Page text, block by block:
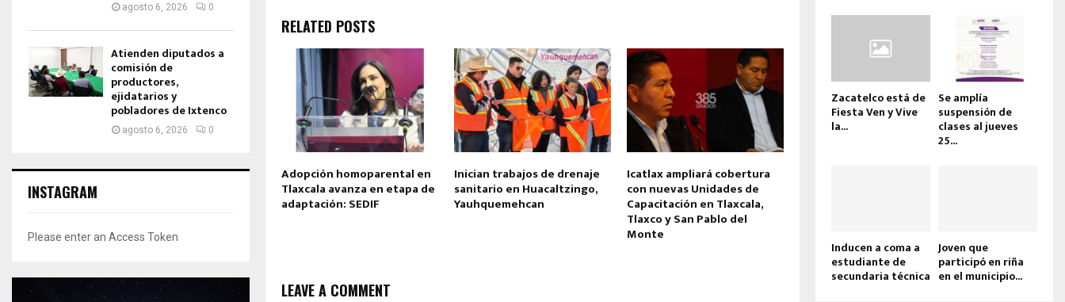
RELATED POSTS
Adopción homoparental en
Tlaxcala avanza en etapa de
adaptación: SEDIF
Inician trabajos de drenaje
sanitario en Huacaltzingo,
Yauhquemehcan
Icatlax ampliará cobertura
con nuevas Unidades de
Capacitación en Tlaxcala,
Tlaxco y San Pablo del
Monte
LEAVE A COMMENT
agosto 6, 2026 0
Atienden diputados a
comisión de
productores,
ejidatarios y
pobladores de Ixtenco
agosto 6, 2026 0
INSTAGRAM
Please enter an Access Token
Zacatelco está de
Fiesta Ven y Vive
la...
Se amplía
suspensión de
clases al jueves
25...
Inducen a coma a
estudiante de
secundaria técnica
Joven que
participó en riña
en el municipio...